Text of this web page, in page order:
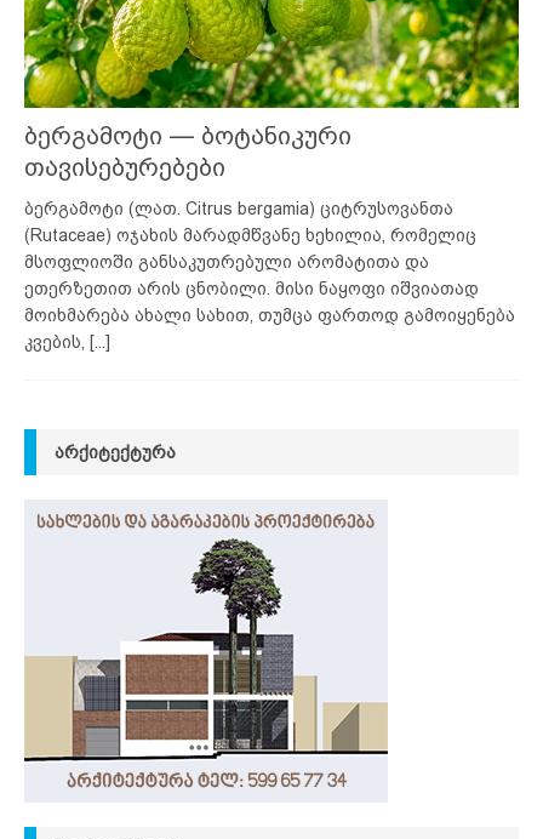
ბერგამოტი — ბოტანიკური
თავისებურებები
ბერგამოტი (ლათ. Citrus bergamia) ციტრუსოვანთა
(Rutaceae) ოჯახის მარადმწვანე ხეხილია, რომელიც
მსოფლიოში განსაკუთრებული არომატითა და
ეთერზეთით არის ცნობილი. მისი ნაყოფი იშვიათად
მოიხმარება ახალი სახით, თუმცა ფართოდ გამოიყენება
კვების, [...]
ᲐᲠᲥᲘᲢᲔᲥᲢᲣᲠᲐ